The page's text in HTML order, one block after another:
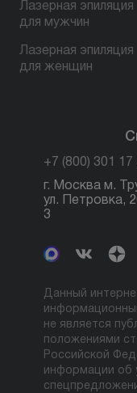
Лазерная эпиляция
для мужчин
Лазерная эпиляция
для женщин
+7 (800) 301 17
г. Москва м.
ул. Петровка,
3
Данный
не является
положениями
Российской
информации об